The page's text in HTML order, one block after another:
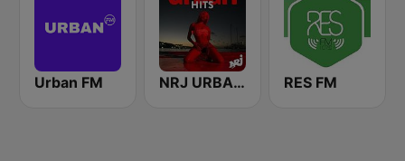
Urban FM NRJ URBAN HITS RES FM